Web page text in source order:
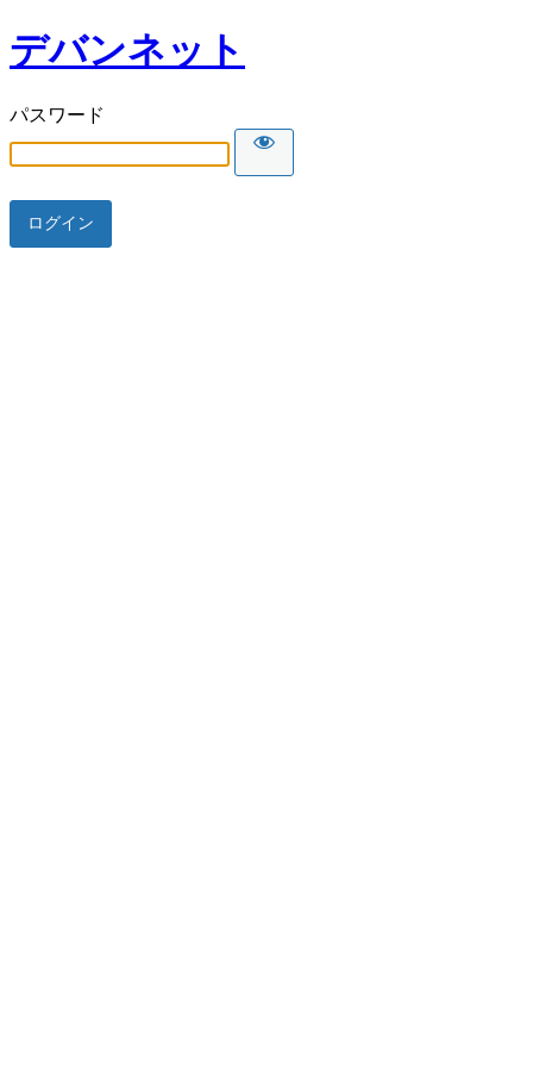
デバンネット
パスワード